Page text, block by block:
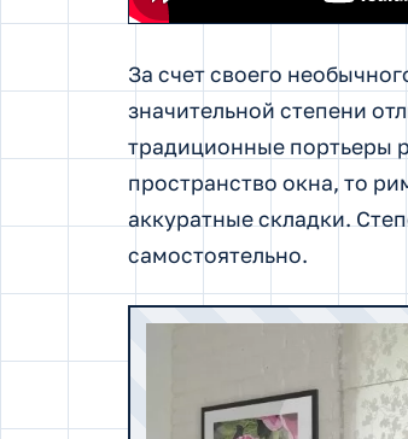
За счет своего
значительной степени
традиционные портьеры
пространство окна, то
аккуратные складки.
самостоятельно.